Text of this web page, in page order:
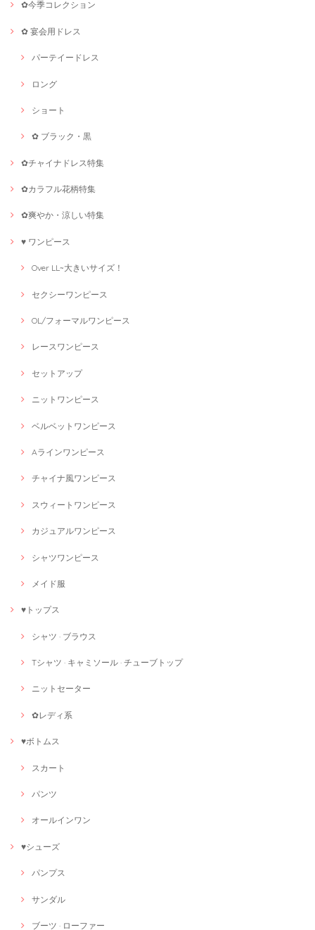
✿今季コレクション
✿ 宴会用ドレス
パーテイードレス
ロング
ショート
✿ ブラック・黒
✿チャイナドレス特集
✿カラフル花柄特集
✿爽やか・涼しい特集
♥ ワンピース
Over LL~大きいサイズ！
セクシーワンピース
OL/フォーマルワンピース
レースワンピース
セットアップ
ニットワンピース
ベルベットワンピース
Aラインワンピース
チャイナ風ワンピース
スウィートワンピース
カジュアルワンピース
シャツワンピース
メイド服
♥トップス
シャツ · ブラウス
Tシャツ · キャミソール · チューブトップ
ニットセーター
✿レディ系
♥ボトムス
スカート
パンツ
オールインワン
♥シューズ
パンプス
サンダル
ブーツ · ローファー